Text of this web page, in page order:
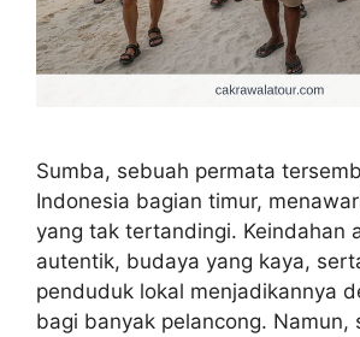
Sumba, sebuah permata
Indonesia bagian timur,
yang tak tertandingi. Keindahan
autentik, budaya yang kaya,
penduduk lokal menjadikannya
bagi banyak pelancong. Namun,